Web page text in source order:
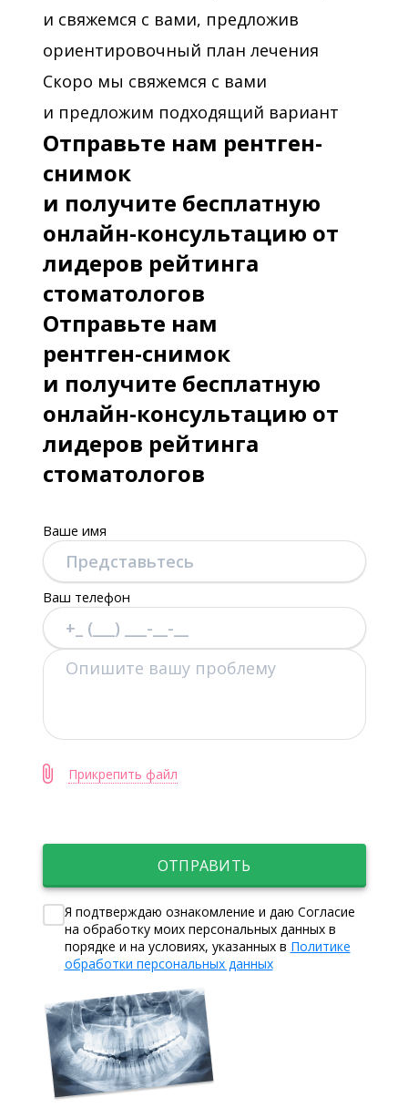
и свяжемся с вами, предложив
ориентировочный план лечения
Скоро мы свяжемся с вами
и предложим подходящий вариант
Отправьте нам рентген-
снимок
и получите бесплатную
онлайн-консультацию от
лидеров рейтинга
стоматологов
Отправьте нам
рентген-снимок
и получите бесплатную
онлайн-консультацию от
лидеров рейтинга
стоматологов
Ваше имя
Ваш телефон
Прикрепить файл
ОТПРАВИТЬ
Я подтверждаю ознакомление и даю Согласие
на обработку моих персональных данных в
порядке и на условиях, указанных в Политике
обработки персональных данных